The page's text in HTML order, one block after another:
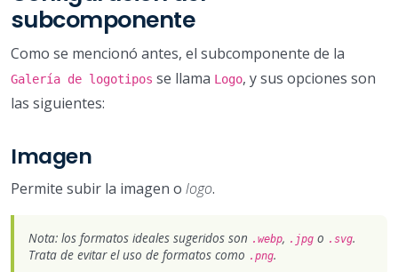
subcomponente
Como se mencionó antes, el subcomponente de la
Galería de logotipos se llama Logo, y sus opciones son
las siguientes:
Imagen
Permite subir la imagen o logo.
Nota: los formatos ideales sugeridos son .webp, .jpg o .svg.
Trata de evitar el uso de formatos como .png.